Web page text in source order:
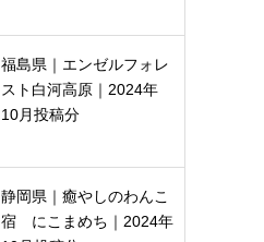
福島県｜エンゼルフォレ
スト白河高原｜2024年
10月投稿分
静岡県｜癒やしのわんこ
宿 にこまめち｜2024年